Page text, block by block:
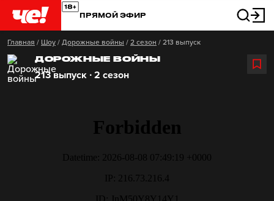
ПРЯМОЙ ЭФИР
Главная / Шоу / Дорожные войны / 2 сезон / 213 выпуск
ДОРОЖНЫЕ ВОЙНЫ
213 выпуск ∙ 2 сезон